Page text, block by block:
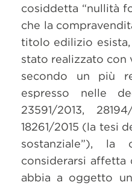
cosiddetta “nullità
che la
titolo edilizio esista,
stato realizzato con
secondo un più
espresso nelle
23591/2013,
18261/2015 (la tesi
sostanziale”), la
considerarsi affetta
abbia a oggetto